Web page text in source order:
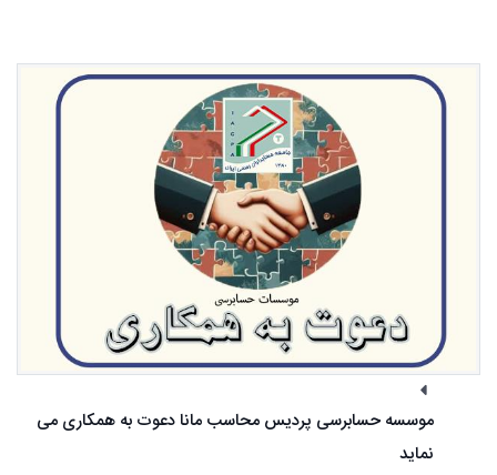
موسسه حسابرسی پردیس محاسب مانا دعوت به همکاری می
نماید